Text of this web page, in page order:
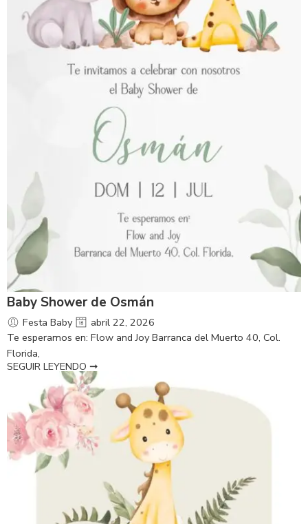
Baby Shower de Osmán
Festa Baby
abril 22, 2026
Te esperamos en: Flow and Joy Barranca del Muerto 40, Col.
Florida,
SEGUIR LEYENDO ➞